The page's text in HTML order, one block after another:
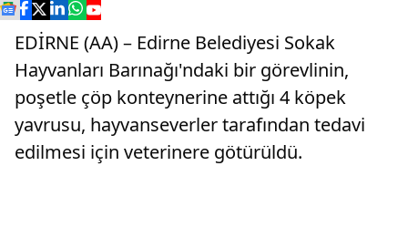
EDİRNE (AA) – Edirne Belediyesi Sokak
Hayvanları Barınağı'ndaki bir görevlinin,
poşetle çöp konteynerine attığı 4 köpek
yavrusu, hayvanseverler tarafından tedavi
edilmesi için veterinere götürüldü.